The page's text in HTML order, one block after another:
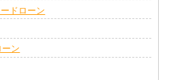
ドローン
ン